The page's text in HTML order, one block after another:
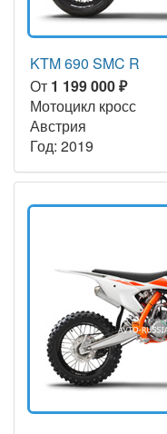
KTM 690 SMC R
От 1 199 000 ₽
Мотоцикл кросс
Австрия
Год: 2019